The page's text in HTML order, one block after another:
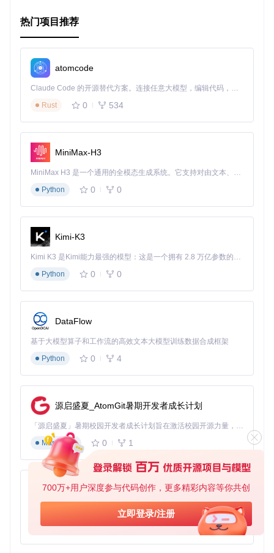
700万+用户深度参与代码创作，更多精彩内容等你共创
立即登录/注册
bibtex-search
bibtex-search --source google "machine learning"
在撰写学术论文时，BibTeX Search 可以帮助您快速获取所需
的 BibTeX 引用格式。例如，当您需要引用一篇关于深度学习
将返回相关的 BibTeX 代码，您可以直接将其插入到您的 LaTe
在进行文献调研时，BibTeX Search 可以帮助您快速检索和整
理相关文献。您可以将检索到的 BibTeX 代码保存到一个文件
4. 典型生态项目
4.1 Zotero
BibTeX。您可以将 BibTeX Search 与 Zotero 结合使用，通过
BibTeX Search 获取 BibTeX 代码，然后将其导入到 Zotero 中
4.2 JabRef
JabRef 是一个专门用于管理 BibTeX 数据库的工具。您可以使
用 BibTeX Search 获取 BibTeX 代码，然后将其导入到 JabRe
f 中进行管理和编辑。
4.3 Overleaf
Overleaf 是一个在线 LaTeX 编辑器，支持直接导入 BibTeX 文
件。您可以使用 BibTeX Search 生成 BibTeX 文件，然后将其
上传到 Overleaf 中，方便在撰写论文时引用。
通过以上步骤，您可以快速上手并充分利用 BibTeX Search 的
功能，提升文献管理和论文撰写的效率。
热门项目推荐
atomcode
Claude Code 的开源替代方案。连接任意大模型，编辑代码，运行命令，自动验证 — 全自动执行。用 Rust 构建，极致性能。 ｜ An open-source alternative to Claude Code. Connect any LLM, edit code, run commands, and verify changes — autonomously. Built in Rust for speed. Get Started
Rust
0 534
MiniMax-H3
MiniMax H3 是一个通用的全模态生成系统。它支持对由文本、图像、视频和音频组成的多模态上下文进行统一理解，并能生成分辨率高达 2K、时长可达 15 秒的带原生立体声音频的视频。得益于面向任务泛化的系统设计，H3 在预训练阶段就已具备广泛的多模态上下文理解与生成能力，能够出色地执行复杂的多模态指令。
Python
0 0
Kimi-K3
Kimi K3 是Kimi能力最强的模型：这是一个拥有 2.8 万亿参数的混合专家（MoE）模型，具备原生视觉理解能力，并支持 100 万 token 的上下文窗口。
Python
0 0
DataFlow
基于大模型算子和工作流的高效文本大模型训练数据合成框架
Python
0 4
源启盛夏_AtomGit暑期开发者成长计划
「源启盛夏」暑期校园开发者成长计划旨在激活校园开源力量，通过积分激励、认证扶持、资源倾斜等形式，引导高校组织和开发者完成「入驻 — 建项目 — 做贡献 — 获认证 — 得资源」的完整闭环。无论你是想带领社团入驻平台的组织者，还是希望用代码贡献证明自己的开发者，都能在这里找到属于你的成长路径。
Markdown
0 1
py-xiaozhi
基于Python的Xiaozhi AI，适用于想要完整Xiaozhi体验而无需拥有专用硬件的用户。
Python
0 1